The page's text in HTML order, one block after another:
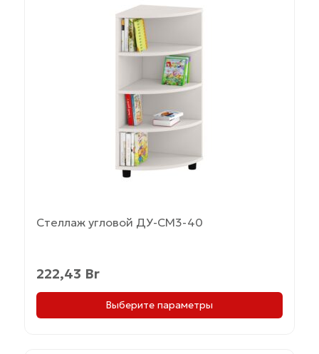
Стеллаж угловой ДУ-СМ3-40
222,43 Br
Выберите параметры